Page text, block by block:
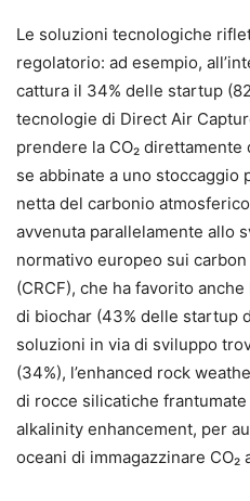
Le soluzioni tecnologiche
regolatorio: ad esempio,
cattura il 34% delle startup
tecnologie di Direct Air
prendere la CO₂ direttamente
se abbinate a uno stoccaggio
netta del carbonio
avvenuta parallelamente allo
normativo europeo sui
(CRCF), che ha favorito
di biochar (43% delle startup
soluzioni in via di sviluppo
(34%), l’enhanced rock
di rocce silicatiche frantumate
alkalinity enhancement, per
oceani di immagazzinare CO₂